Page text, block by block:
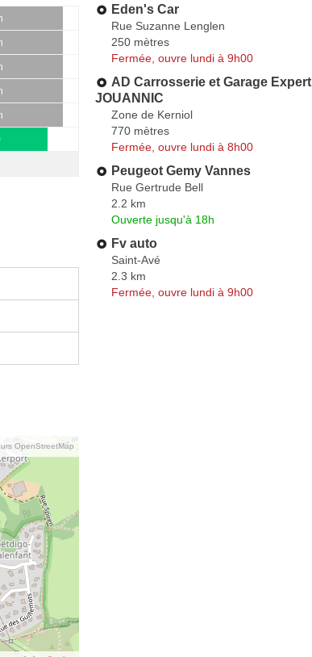
OpenStreetMap
Eden's Car
Rue Suzanne Lenglen
250 mètres
Fermée, ouvre lundi à 9h00
AD Carrosserie et Garage Expert
JOUANNIC
Zone de Kerniol
770 mètres
Fermée, ouvre lundi à 8h00
Peugeot Gemy Vannes
Rue Gertrude Bell
2.2 km
Ouverte jusqu'à 18h
Fv auto
Saint-Avé
2.3 km
Fermée, ouvre lundi à 9h00